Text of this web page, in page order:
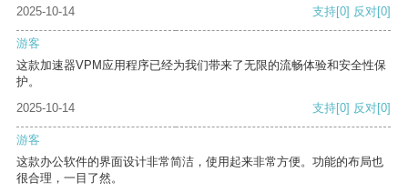
2025-10-14 支持[0] 反对[0]
游客
这款加速器VPM应用程序已经为我们带来了无限的流畅体验和安全性保
护。
2025-10-14
支持[0] 反对[0]
游客
这款办公软件的界面设计非常简洁，使用起来非常方便。功能的布局也
很合理，一目了然。